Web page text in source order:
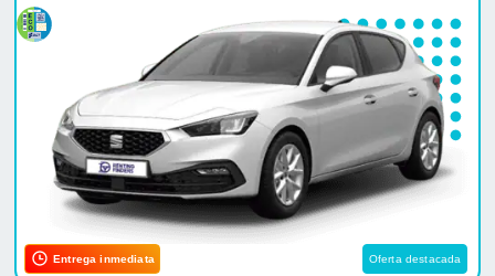
Entrega inmediata Oferta destacada